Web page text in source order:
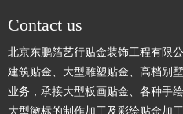
Contact us
北京东鹏箔艺行贴金装饰工程有限
建筑贴金、大型雕塑贴金、高档别
业务，承接大型板画贴金、各种手
大型徽标的制作加工及彩绘贴金加